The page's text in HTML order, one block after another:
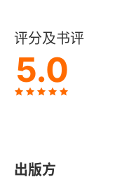
第二讲 中国古代社会
一 夏商周三朝更替
四 关于秦朝兴亡的思考
评分及书评
5.0
出版方